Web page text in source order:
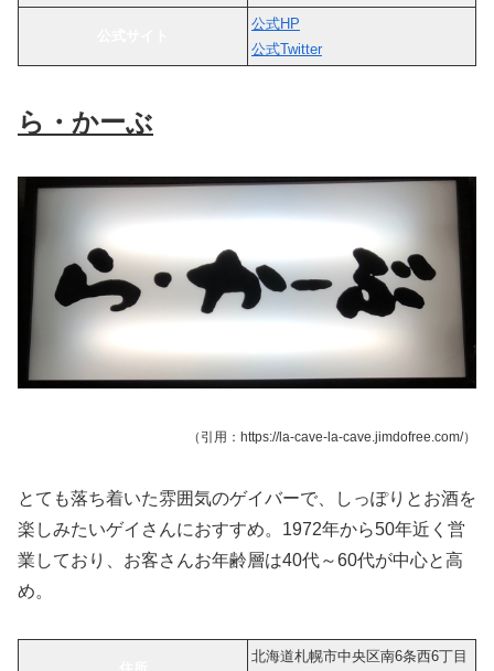
公式HP
公式Twitter
ら・かーぶ
（引用：https://la-cave-la-cave.jimdofree.com/）
とても落ち着いた雰囲気のゲイバーで、しっぽりとお酒を
楽しみたいゲイさんにおすすめ。1972年から50年近く営
業しており、お客さんお年齢層は40代～60代が中心と高
め。
北海道札幌市中央区南6条西6丁目